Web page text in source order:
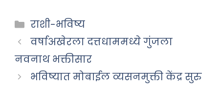
Categories
राशी-भविष्य
वर्षाअखेरला दत्तधाममध्ये गुंजला
नवनाथ भक्तीसार
भविष्यात मोबाईल व्यसनमुक्ती केंद्र सुरु